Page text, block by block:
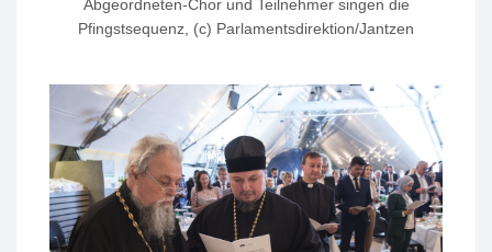
Abgeordneten-Chor und Teilnehmer singen die
Pfingstsequenz, (c) Parlamentsdirektion/Jantzen